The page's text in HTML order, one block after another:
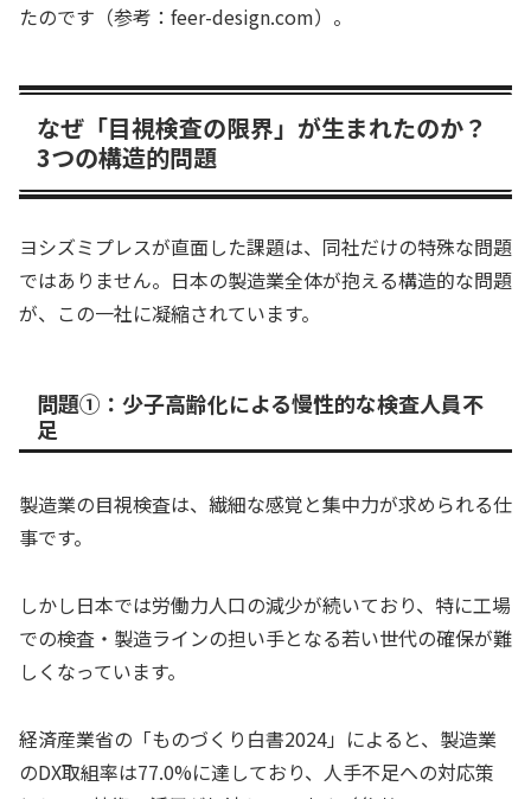
たのです（参考：feer-design.com）。
なぜ「目視検査の限界」が生まれたのか？
3つの構造的問題
ヨシズミプレスが直面した課題は、同社だけの特殊な問題
ではありません。日本の製造業全体が抱える構造的な問題
が、この一社に凝縮されています。
問題①：少子高齢化による慢性的な検査人員不
足
製造業の目視検査は、繊細な感覚と集中力が求められる仕
事です。
しかし日本では労働力人口の減少が続いており、特に工場
での検査・製造ラインの担い手となる若い世代の確保が難
しくなっています。
経済産業省の「ものづくり白書2024」によると、製造業
のDX取組率は77.0%に達しており、人手不足への対応策